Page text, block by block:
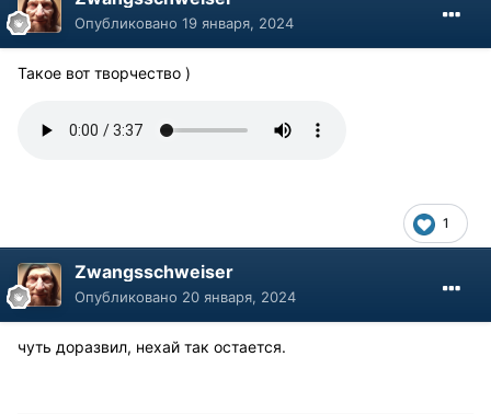
Опубликовано 19 января, 2024
Такое вот творчество )
1
Zwangsschweiser
Опубликовано 20 января, 2024
чуть доразвил, нехай так остается.